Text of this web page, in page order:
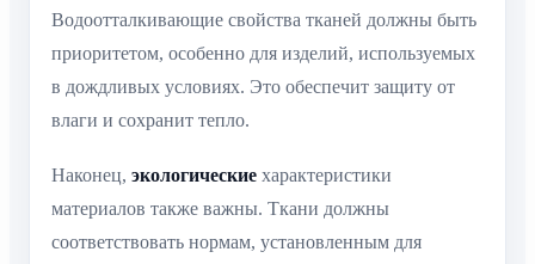
Водоотталкивающие свойства тканей должны быть
приоритетом, особенно для изделий, используемых
в дождливых условиях. Это обеспечит защиту от
влаги и сохранит тепло.
Наконец, экологические характеристики
материалов также важны. Ткани должны
соответствовать нормам, установленным для